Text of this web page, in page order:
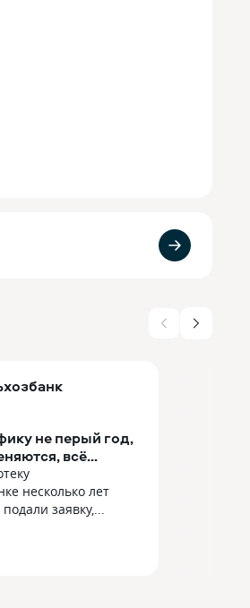
не перый год,
всё
несколько лет
заявку,...
несколько лет